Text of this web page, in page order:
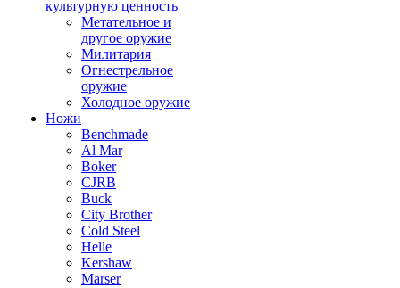
культурную ценность
Метательное и
другое оружие
Милитария
Огнестрельное
оружие
Холодное оружие
Ножи
Benchmade
Al Mar
Boker
CJRB
Buck
City Brother
Cold Steel
Helle
Kershaw
Marser